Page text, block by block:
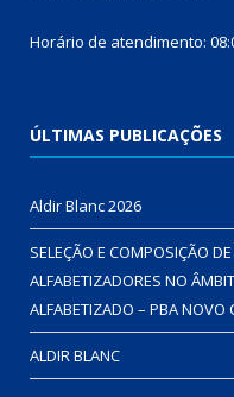
Horário de atendimento:
ÚLTIMAS PUBLICAÇÕES
Aldir Blanc 2026
SELEÇÃO E COMPOSIÇÃO
ALFABETIZADORES NO
ALFABETIZADO – PBA NOVO
ALDIR BLANC